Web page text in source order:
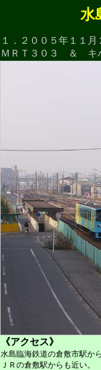
水
１．２００５年１１月
ＭＲＴ３０３ ＆ キ
《アクセス》
水島臨海鉄道の倉敷市駅か
ＪＲの倉敷駅からも近い。